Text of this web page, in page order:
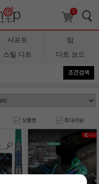
0
샤프트
팁
스틸 다트 다트 보드
조건검색
상품명 최다리뷰